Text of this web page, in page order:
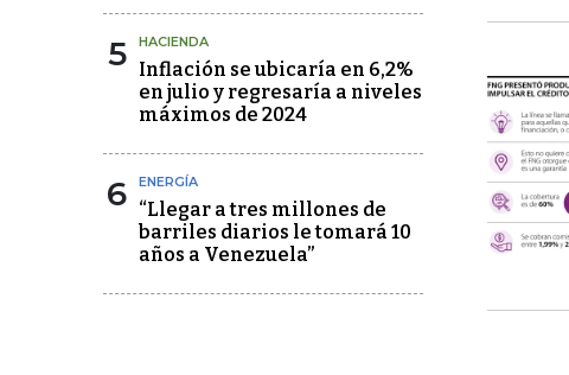
5 HACIENDA
Inflación se ubicaría en 6,2%
en julio y regresaría a niveles
máximos de 2024
6 ENERGÍA
“Llegar a tres millones de
barriles diarios le tomará 10
años a Venezuela”